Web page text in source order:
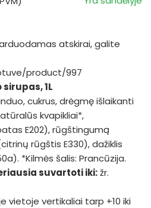
atskirai, galite
product/997
1L
cukrus, drėgmę išlaikanti
kvapikliai*,
E202), rūgštingumą
rūgštis E330), dažiklis
*Kilmės šalis: Prancūzija.
suvartoti iki:žr.
vietoje vertikaliai tarp +10 iki